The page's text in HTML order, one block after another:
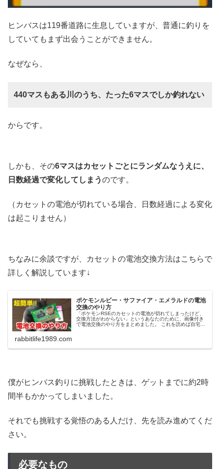
ヒンバスは119番道路に生息していますが、普通に釣りを
していてもまず出会うことができません。
なぜなら、
440マスもある川のうち、たった6マスでしか釣れない
からです。
しかも、その6マスはカセットごとにランダムなうえに、
日数経過で変化してしまうのです。
（カセットの電池が切れている場合、日数経過による変化
は起こりません）
ちなみに余談ですが、カセットの電池交換方法はこちらで
詳しく解説しています↓
ポケモンルビー・サファイア・エメラルドの電池
交換のやり方
「ポケモンRSEのカセットの電池が切れてしまったけど、
交換方法がわからない」というあなたのために、画像付き
で電池交換のやり方をまとめました。 これを読めば自宅で
rabbitlife1989.com
僕がヒンバス釣りに挑戦したときは、ゲットまでに約2時
間半もかかってしまいました。
それでも挑戦する覚悟のある人だけ、先を読み進めてくだ
さい。
必要なもの